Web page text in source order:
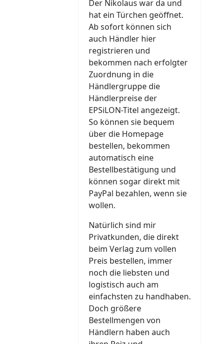
Der Nikolaus war da und
hat ein Türchen geöffnet.
Ab sofort können sich
auch Händler hier
registrieren und
bekommen nach erfolgter
Zuordnung in die
Händlergruppe die
Händlerpreise der
EPSiLON-Titel angezeigt.
So können sie bequem
über die Homepage
bestellen, bekommen
automatisch eine
Bestellbestätigung und
können sogar direkt mit
PayPal bezahlen, wenn sie
wollen.
Natürlich sind mir
Privatkunden, die direkt
beim Verlag zum vollen
Preis bestellen, immer
noch die liebsten und
logistisch auch am
einfachsten zu handhaben.
Doch größere
Bestellmengen von
Händlern haben auch